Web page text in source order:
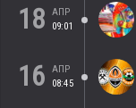
18
АПР
09:01
16
АПР
08:45